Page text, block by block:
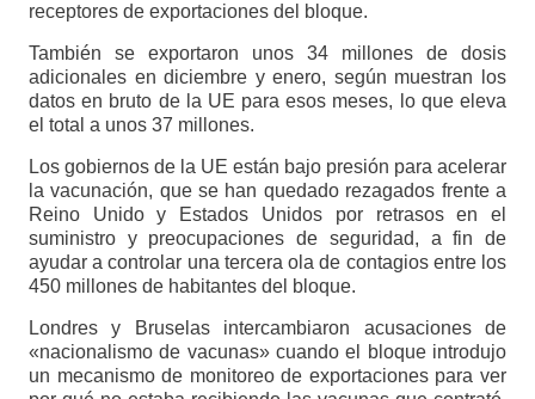
receptores de exportaciones del bloque.
También se exportaron unos 34 millones de dosis
adicionales en diciembre y enero, según muestran los
datos en bruto de la UE para esos meses, lo que eleva
el total a unos 37 millones.
Los gobiernos de la UE están bajo presión para acelerar
la vacunación, que se han quedado rezagados frente a
Reino Unido y Estados Unidos por retrasos en el
suministro y preocupaciones de seguridad, a fin de
ayudar a controlar una tercera ola de contagios entre los
450 millones de habitantes del bloque.
Londres y Bruselas intercambiaron acusaciones de
«nacionalismo de vacunas» cuando el bloque introdujo
un mecanismo de monitoreo de exportaciones para ver